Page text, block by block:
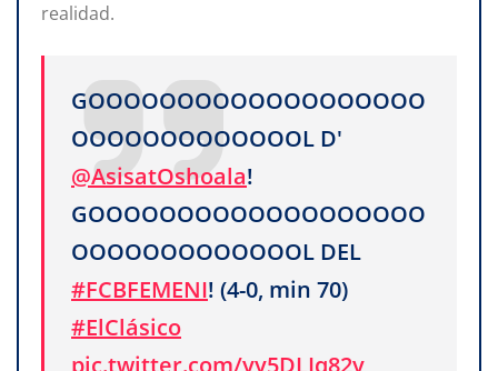
realidad.
GOOOOOOOOOOOOOOOOOOO
OOOOOOOOOOOOOL D'
@AsisatOshoala!
GOOOOOOOOOOOOOOOOOOO
OOOOOOOOOOOOOL DEL
#FCBFEMENI! (4-0, min 70)
#ElClásico